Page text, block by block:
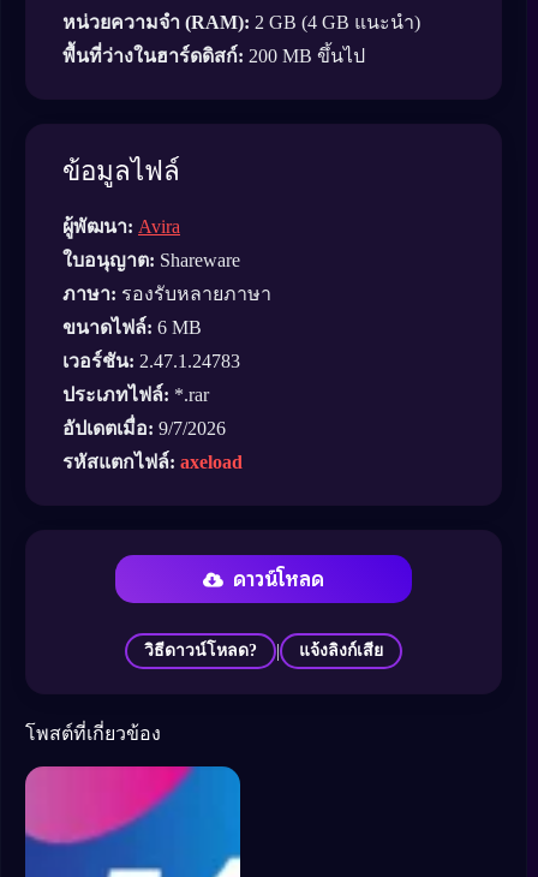
หน่วยความจำ (RAM): 2 GB (4 GB แนะนำ)
พื้นที่ว่างในฮาร์ดดิสก์: 200 MB ขึ้นไป
ข้อมูลไฟล์
ผู้พัฒนา: Avira
ใบอนุญาต: Shareware
ภาษา: รองรับหลายภาษา
ขนาดไฟล์: 6 MB
เวอร์ชัน: 2.47.1.24783
ประเภทไฟล์: *.rar
อัปเดตเมื่อ: 9/7/2026
รหัสแตกไฟล์: axeload
ดาวน์โหลด
วิธีดาวน์โหลด? | แจ้งลิงก์เสีย
โพสต์ที่เกี่ยวข้อง